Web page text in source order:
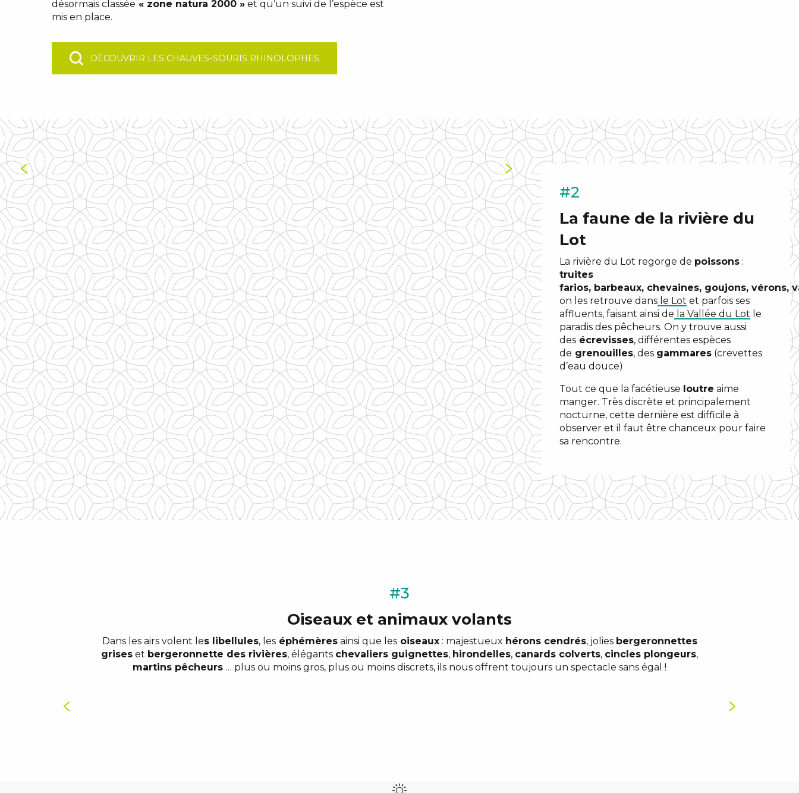
désormais classée « zone natura 2000 » et qu’un suivi de l’espèce est
mis en place.
DÉCOUVRIR LES CHAUVES-SOURIS RHINOLOPHES
#2
La faune de la rivière du
Lot
La rivière du Lot regorge de poissons :
truites
farios, barbeaux, chevaines, goujons, vérons,
on les retrouve dans le Lot et parfois ses
affluents, faisant ainsi de la Vallée du Lot le
paradis des pêcheurs. On y trouve aussi
des écrevisses, différentes espèces
de grenouilles, des gammares (crevettes
d’eau douce)
Tout ce que la facétieuse loutre aime
manger. Très discrète et principalement
nocturne, cette dernière est difficile à
observer et il faut être chanceux pour faire
sa rencontre.
#3
Oiseaux et animaux volants
Dans les airs volent les libellules, leséphémèresainsi que lesoiseaux: majestueux hérons cendrés, jolies bergeronnettes
grises et bergeronnette des rivières, élégants chevaliers guignettes, hirondelles, canards colverts, cincles plongeurs,
martins pêcheurs … plus ou moins gros, plus ou moins discrets, ils nous offrent toujours un spectacle sans égal !